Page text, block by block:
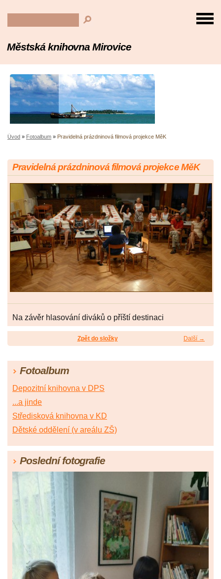
Městská knihovna Mirovice
Úvod » Fotoalbum » Pravidelná prázdninová filmová projekce MěK
Pravidelná prázdninová filmová projekce MěK
Na závěr hlasování diváků o příští destinaci
Další →
Zpět do složky
Fotoalbum
Depozitní knihovna v DPS
...a jinde
Středisková knihovna v KD
Dětské oddělení (v areálu ZŠ)
Poslední fotografie